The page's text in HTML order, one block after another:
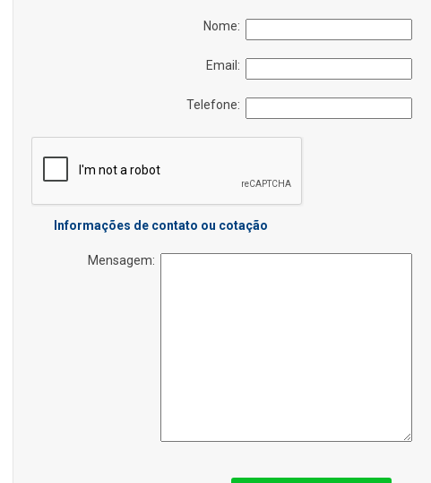
Nome:
Email:
Telefone:
Informações de contato ou cotação
Mensagem: